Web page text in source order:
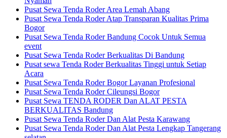
Pusat Sewa Tenda Roder Area Lemah Abang
Pusat Sewa Tenda Roder Atap Transparan Kualitas Prima
Bogor
Pusat Sewa Tenda Roder Bandung Cocok Untuk Semua
event
Pusat Sewa Tenda Roder Berkualitas Di Bandung
Pusat sewa Tenda Roder Berkualitas Tinggi untuk Setiap
Acara
Pusat Sewa Tenda Roder Bogor Layanan Profesional
Pusat Sewa Tenda Roder Cileungsi Bogor
Pusat Sewa TENDA RODER Dan ALAT PESTA
BERKUALITAS Bandung
Pusat Sewa Tenda Roder Dan Alat Pesta Karawang
Pusat Sewa Tenda Roder Dan Alat Pesta Lengkap Tangerang